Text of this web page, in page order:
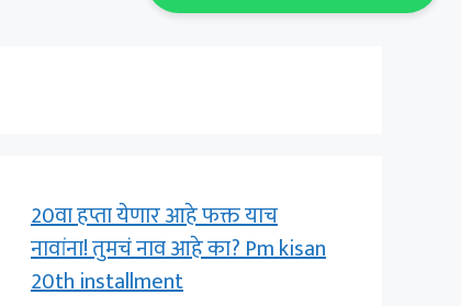
20वा हप्ता येणार आहे फक्त याच
नावांना! तुमचं नाव आहे का? Pm kisan
20th installment